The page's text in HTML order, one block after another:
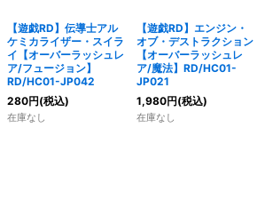
【遊戯RD】伝導士アル
ケミカライザー・スイラ
イ【オーバーラッシュレ
ア/フュージョン】
RD/HC01-JP042
280円(税込)
在庫なし
【遊戯RD】エンジン・
オブ・デストラクション
【オーバーラッシュレ
ア/魔法】RD/HC01-
JP021
1,980円(税込)
在庫なし